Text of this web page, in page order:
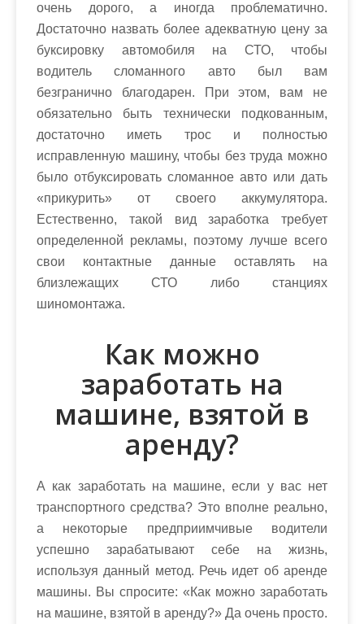
очень дорого, а иногда проблематично.
Достаточно назвать более адекватную цену за
буксировку автомобиля на СТО, чтобы
водитель сломанного авто был вам
безгранично благодарен. При этом, вам не
обязательно быть технически подкованным,
достаточно иметь трос и полностью
исправленную машину, чтобы без труда можно
было отбуксировать сломанное авто или дать
«прикурить» от своего аккумулятора.
Естественно, такой вид заработка требует
определенной рекламы, поэтому лучше всего
свои контактные данные оставлять на
близлежащих СТО либо станциях
шиномонтажа.
Как можно
заработать на
машине, взятой в
аренду?
А как заработать на машине, если у вас нет
транспортного средства? Это вполне реально,
а некоторые предприимчивые водители
успешно зарабатывают себе на жизнь,
используя данный метод. Речь идет об аренде
машины. Вы спросите: «Как можно заработать
на машине, взятой в аренду?» Да очень просто.